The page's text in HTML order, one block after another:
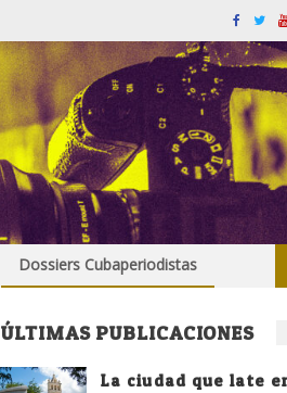
Dossiers Cubaperiodistas
ÚLTIMAS PUBLICACIONES
La ciudad que late